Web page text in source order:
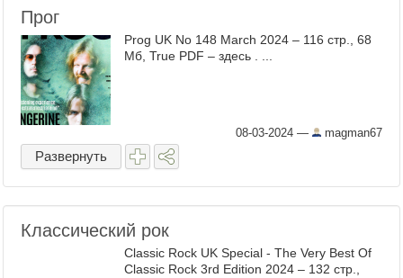
Фототоп
Прог
Prog UK No 148 March 2024 – 116 стр., 68
Мб, True PDF – здесь . ...
08-03-2024 — magman67
Развернуть
Классический рок
Classic Rock UK Special - The Very Best Of
Classic Rock 3rd Edition 2024 – 132 стр.,